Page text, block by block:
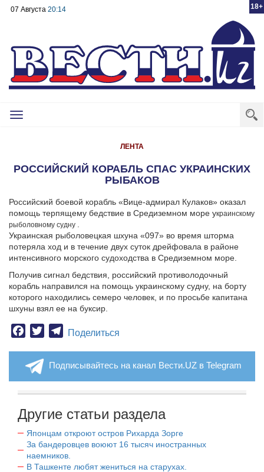
18+
07 Августа 20:14
Toggle
ЛЕНТА
РОССИЙСКИЙ КОРАБЛЬ СПАС УКРАИНСКИХ
РЫБАКОВ
Российский боевой корабль «Вице-адмирал Кулаков» оказал
помощь терпящему бедствие в Средиземном море украинскому
рыболовному судну
Украинская рыболовецкая шхуна «097» во время шторма
потеряла ход и в течение двух суток дрейфовала в районе
интенсивного морского судоходства в Средиземном море.
Получив сигнал бедствия, российский противолодочный
корабль направился на помощь украинскому судну, на борту
которого находились семеро человек, и по просьбе капитана
шхуны взял ее на буксир.
Facebook
TwitterTelegram
Поделиться
Подписывайтесь на канал Вести.UZ в Telegram
Другие статьи раздела
Японцам откроют остров Рихарда Зорге
За бандеровцев воюют 16 тысяч иностранных
наемников.
В Ташкенте любят жениться на старухах.